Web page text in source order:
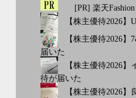
[PR] 楽天Fashion
【株主優待2026
【株主優待2026
届いた
【株主優待2026
待が届いた
【株主優待2026